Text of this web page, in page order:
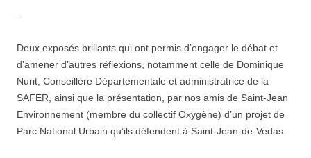
Deux exposés brillants qui ont permis d’engager le débat et
d’amener d’autres réflexions, notamment celle de Dominique
Nurit, Conseillère Départementale et administratrice de la
SAFER, ainsi que la présentation, par nos amis de Saint-Jean
Environnement (membre du collectif Oxygène) d’un projet de
Parc National Urbain qu’ils défendent à Saint-Jean-de-Vedas.